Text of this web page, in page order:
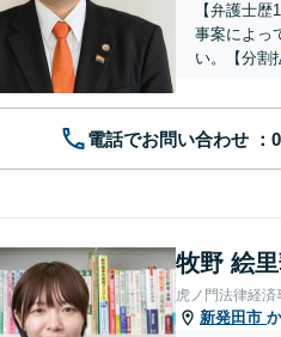
【弁護士
事案によっ
い。【分割
電話でお問い合わせ
牧野 絵
虎ノ門法律経
新発田市